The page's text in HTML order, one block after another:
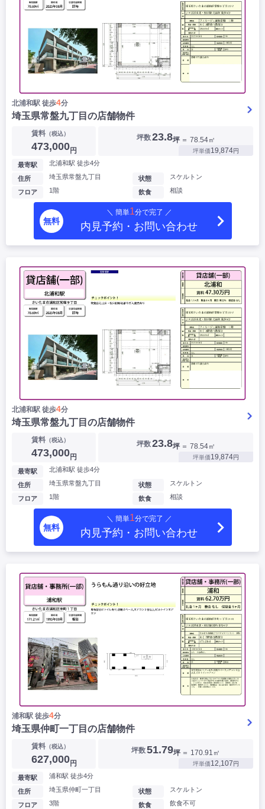
北浦和駅 徒歩4分
埼玉県常盤九丁目の店舗物件
賃料（税込）
473,000円
坪数23.8坪 ＝ 78.54㎡
坪単価19,874円
最寄駅 北浦和駅 徒歩4分
住所 埼玉県常盤九丁目
フロア 1階
状態 スケルトン
飲食 相談
無料
＼ 簡単1分で完了 ／
内見予約・お問い合わせ
北浦和駅 徒歩4分
埼玉県常盤九丁目の店舗物件
賃料（税込）
473,000円
坪数23.8坪 ＝ 78.54㎡
坪単価19,874円
最寄駅 北浦和駅 徒歩4分
住所 埼玉県常盤九丁目
フロア 1階
状態 スケルトン
飲食 相談
無料
＼ 簡単1分で完了 ／
内見予約・お問い合わせ
浦和駅 徒歩4分
埼玉県仲町一丁目の店舗物件
賃料（税込）
627,000円
坪数51.79坪 ＝ 170.91㎡
坪単価12,107円
最寄駅 浦和駅 徒歩4分
住所 埼玉県仲町一丁目
フロア 3階
状態 スケルトン
飲食 飲食不可